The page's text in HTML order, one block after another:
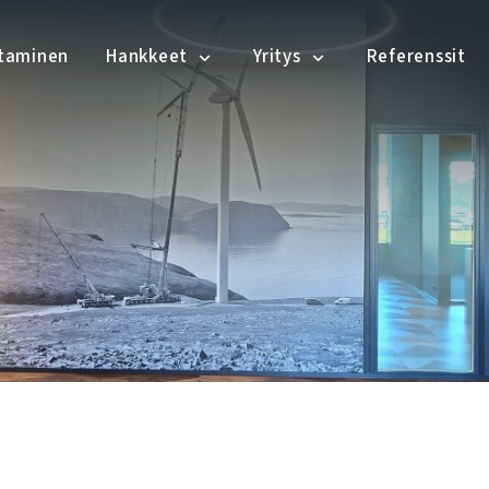
Hankkeet Yritys Referenssit